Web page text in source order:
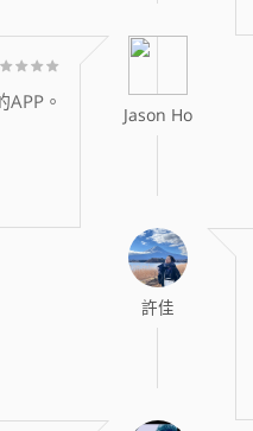
Jason Ho
APP。
許佳